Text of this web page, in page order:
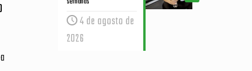
4 de agosto de
2026